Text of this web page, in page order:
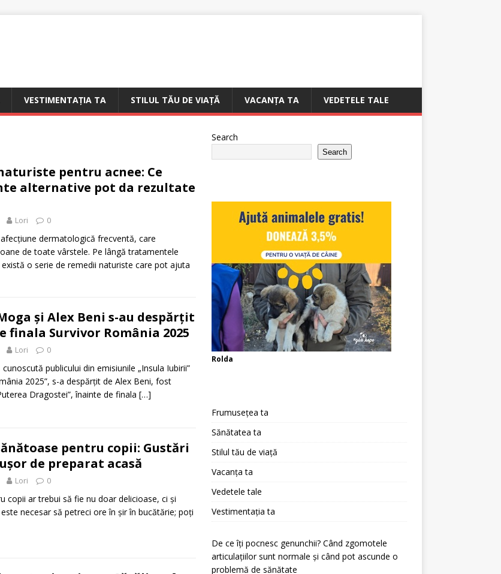
VESTIMENTAȚIA TA STILUL TĂU DE VIAȚĂ VACANȚA TA VEDETELE TALE
pentru acnee: Ce
alternative pot da rezultate
Lori 0
dermatologică frecventă, care
de toate vârstele. Pe lângă tratamentele
o serie de remedii naturiste care pot ajuta
și Alex Beni s-au despărțit
finala Survivor România 2025​
Lori 0
publicului din emisiunile „Insula Iubirii”
2025”, s-a despărțit de Alex Beni, fost
Dragostei”, înainte de finala […]
pentru copii: Gustări
de preparat acasă​
Lori 0
copii ar trebui să fie nu doar delicioase, ci și
necesar să petreci ore în șir în bucătărie; poți
Search
Search
Rolda
Frumusețea ta
Sănătatea ta
Stilul tău de viață
Vacanța ta
Vedetele tale
Vestimentația ta
De ce îți pocnesc genunchii? Când zgomotele
articulațiilor sunt normale și când pot ascunde o
problemă de sănătate